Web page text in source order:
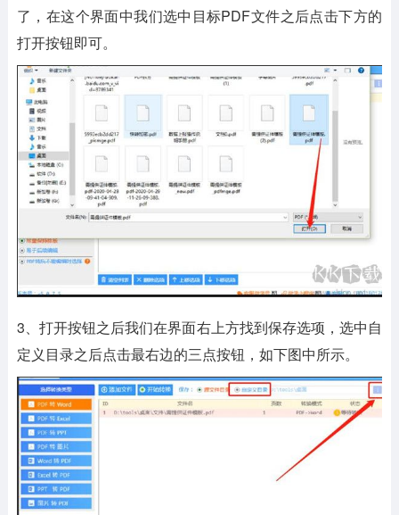
了，在这个界面中我们选中目标PDF文件之后点击下方的
打开按钮即可。
3、打开按钮之后我们在界面右上方找到保存选项，选中自
定义目录之后点击最右边的三点按钮，如下图中所示。